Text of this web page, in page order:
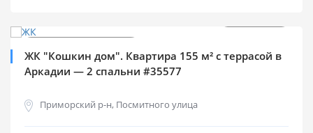
ЖК "Кошкин дом". Квартира 155 м² с террасой в
Аркадии — 2 спальни #35577
Приморский р-н, Посмитного улица